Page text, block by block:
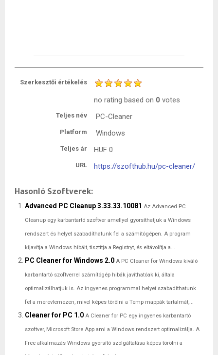
Szerkesztői értékelés
no rating based on 0 votes
Teljes név PC-Cleaner
Platform Windows
Teljes ár HUF 0
URL https://szofthub.hu/pc-cleaner/
Hasonló Szoftverek:
Advanced PC Cleanup 3.33.33.10081 Az Advanced PC
Cleanup egy karbantartó szoftver amellyel gyorsíthatjuk a Windows
rendszert és helyet szabadíthatunk fel a számítógépen. A program
kijavítja a Windows hibáit, tisztítja a Registryt, és eltávolítja a...
PC Cleaner for Windows 2.0 A PC Cleaner for Windows kiváló
karbantartó szoftverrel számítógép hibák javíthatóak ki, általa
optimalizálhatjuk is. Az ingyenes programmal helyet szabadíthatunk
fel a merevlemezen, mivel képes törölni a Temp mappák tartalmát,...
Cleaner for PC 1.0 A Cleaner for PC egy ingyenes karbantartó
szoftver, Microsoft Store App ami a Windows rendszert optimalizálja. A
Free alkalmazás Windows gyorsító szolgáltatása képes törölni a